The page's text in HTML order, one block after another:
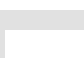
以